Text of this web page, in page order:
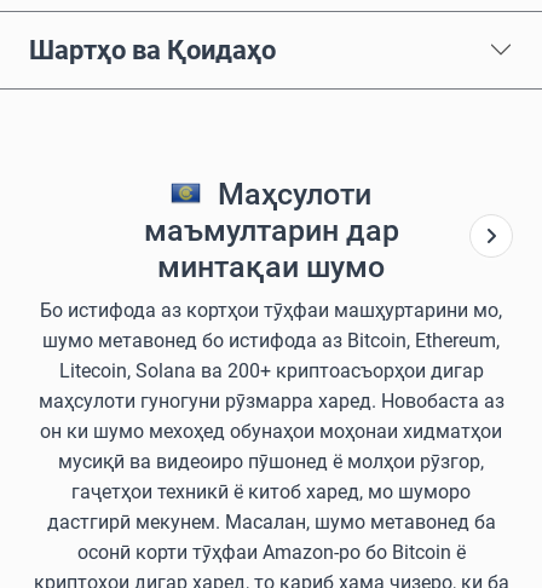
Шартҳо ва Қоидаҳо
Маҳсулоти
маъмултарин дар
минтақаи шумо
Бо истифода аз кортҳои тӯҳфаи машҳуртарини мо,
шумо метавонед бо истифода аз Bitcoin, Ethereum,
Litecoin, Solana ва 200+ криптоасъорҳои дигар
маҳсулоти гуногуни рӯзмарра харед. Новобаста аз
он ки шумо мехоҳед обунаҳои моҳонаи хидматҳои
мусиқӣ ва видеоиро пӯшонед ё молҳои рӯзгор,
гаҷетҳои техникӣ ё китоб харед, мо шуморо
дастгирӣ мекунем. Масалан, шумо метавонед ба
осонӣ корти тӯҳфаи Amazon-ро бо Bitcoin ё
криптоҳои дигар харед, то қариб ҳама чизеро, ки ба